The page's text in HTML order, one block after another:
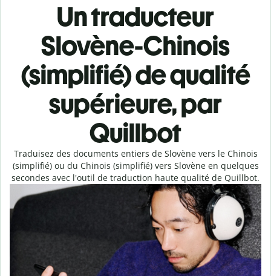
Un traducteur
Slovène-Chinois
(simplifié) de qualité
supérieure, par
Quillbot
Traduisez des documents entiers de Slovène vers le Chinois
(simplifié) ou du Chinois (simplifié) vers Slovène en quelques
secondes avec l'outil de traduction haute qualité de Quillbot.